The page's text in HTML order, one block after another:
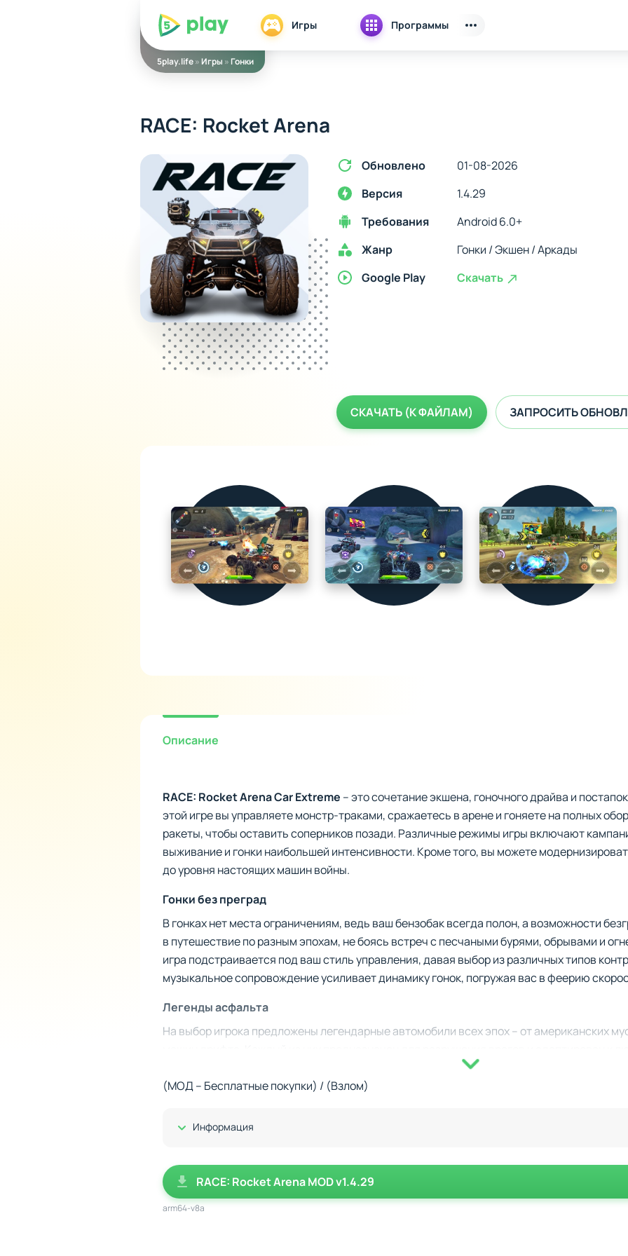
5play Игры Программы
5play.life»Игры »Гонки
RACE: Rocket Arena
Обновлено
01-08-2026
Версия
1.4.29
Требования
Android 6.0+
Жанр
Гонки / Экшен / Аркады
Google Play
Скачать
СКАЧАТЬ (К ФАЙЛАМ) ЗАПРОСИТЬ
Описание
RACE: Rocket Arena Car Extreme – это сочетание экшена, гоночного драйва и
этой игре вы управляете монстр-траками, сражаетесь в арене и гоняете на полных
ракеты, чтобы оставить соперников позади. Различные режимы игры включают
выживание и гонки наибольшей интенсивности. Кроме того, вы можете
до уровня настоящих машин войны.
Гонки без преград
В гонках нет места ограничениям, ведь ваш бензобак всегда полон, а возможности
в путешествие по разным эпохам, не боясь встреч с песчаными бурями, обрывами и
игра подстраивается под ваш стиль управления, давая выбор из различных типов
музыкальное сопровождение усиливает динамику гонок, погружая вас в феерию
Легенды асфальта
На выбор игрока предложены легендарные автомобили всех эпох – от американских
Пройдя путь от новичка до мастера гонок, вы оставите свой след на каждой дороге и
вы являетесь королём аренного экшена на колесах.
(МОД – Бесплатные покупки) / (Взлом)
Показать/Скрыть
Информация
RACE: Rocket Arena MOD v1.4.29
arm64-v8a